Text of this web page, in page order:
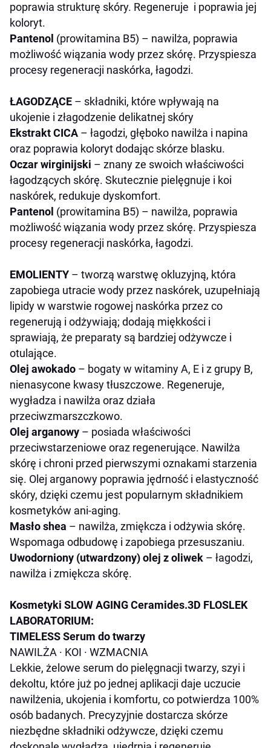
poprawia strukturę skóry. Regeneruje i poprawia jej
koloryt.
Pantenol (prowitamina B5) – nawilża, poprawia
możliwość wiązania wody przez skórę. Przyspiesza
procesy regeneracji naskórka, łagodzi.
ŁAGODZĄCE – składniki, które wpływają na
ukojenie i złagodzenie delikatnej skóry
Ekstrakt CICA – łagodzi, głęboko nawilża i napina
oraz poprawia koloryt dodając skórze blasku.
Oczar wirginijski – znany ze swoich właściwości
łagodzących skórę. Skutecznie pielęgnuje i koi
naskórek, redukuje dyskomfort.
Pantenol (prowitamina B5) – nawilża, poprawia
możliwość wiązania wody przez skórę. Przyspiesza
procesy regeneracji naskórka, łagodzi.
EMOLIENTY – tworzą warstwę okluzyjną, która
zapobiega utracie wody przez naskórek, uzupełniają
lipidy w warstwie rogowej naskórka przez co
regenerują i odżywiają; dodają miękkości i
sprawiają, że preparaty są bardziej odżywcze i
otulające.
Olej awokado – bogaty w witaminy A, E i z grupy B,
nienasycone kwasy tłuszczowe. Regeneruje,
wygładza i nawilża oraz działa
przeciwzmarszczkowo.
Olej arganowy – posiada właściwości
przeciwstarzeniowe oraz regenerujące. Nawilża
skórę i chroni przed pierwszymi oznakami starzenia
się. Olej arganowy poprawia jędrność i elastyczność
skóry, dzięki czemu jest popularnym składnikiem
kosmetyków ani-aging.
Masło shea – nawilża, zmiękcza i odżywia skórę.
Wspomaga odbudowę i zapobiega przesuszaniu.
Uwodorniony (utwardzony) olej z oliwek – łagodzi,
nawilża i zmiękcza skórę.
Kosmetyki SLOW AGING Ceramides.3D FLOSLEK
LABORATORIUM:
TIMELESS Serum do twarzy
NAWILŻA · KOI · WZMACNIA
Lekkie, żelowe serum do pielęgnacji twarzy, szyi i
dekoltu, które już po jednej aplikacji daje uczucie
nawilżenia, ukojenia i komfortu, co potwierdza 100%
osób badanych. Precyzyjnie dostarcza skórze
niezbędne składniki odżywcze, dzięki czemu